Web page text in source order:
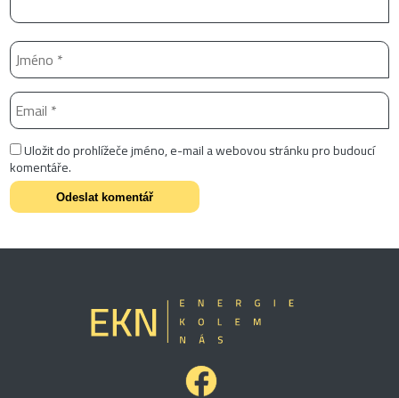
Uložit do prohlížeče jméno, e-mail a webovou stránku pro budoucí
komentáře.